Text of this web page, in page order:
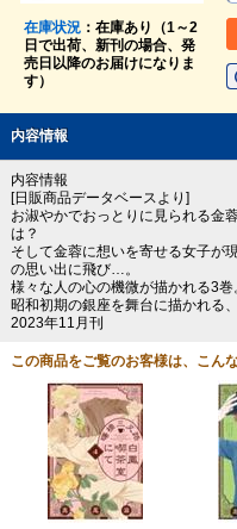
在庫状況：在庫あり（1～2
日で出荷、新刊の場合、発
売日以降のお届けになりま
す）
内容情報
内容情報
[日販商品データベースより]
お淑やかでおっとりに見られる金
は？
そして金蓉に想いを寄せる女子が
の思い出に飛び…。
様々な人の心の機微が描かれる3巻
昭和初期の銀座を舞台に描かれる
2023年11月刊
この商品をご覧のお客様は、こん